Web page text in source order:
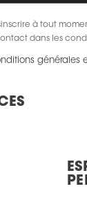
à tout
dans les
générales